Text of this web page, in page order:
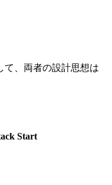
て、両者の設計思想は
Start